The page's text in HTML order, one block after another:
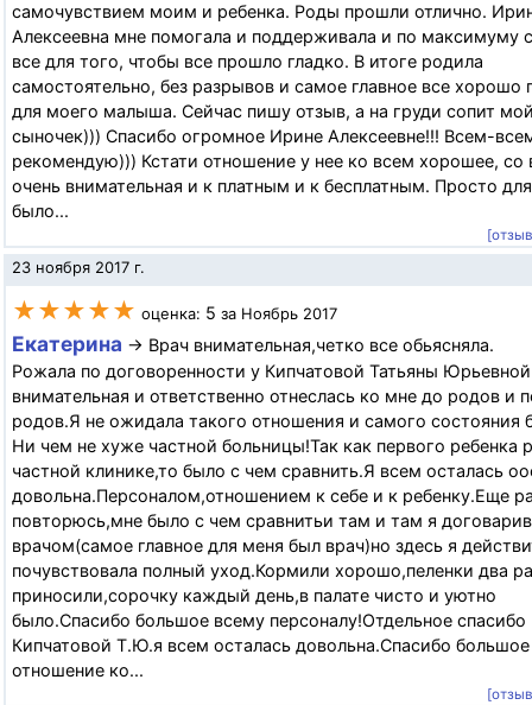
самочувствием моим и ребенка. Роды прошли отлично.
Алексеевна мне помогала и поддерживала и по максимуму
все для того, чтобы все прошло гладко. В итоге родила
самостоятельно, без разрывов и самое главное все хорошо
для моего малыша. Сейчас пишу отзыв, а на груди сопит
сыночек))) Спасибо огромное Ирине Алексеевне!!! Всем-
рекомендую))) Кстати отношение у нее ко всем хорошее, со
очень внимательная и к платным и к бесплатным. Просто
было...
23 ноября 2017 г.
★★★★★ оценка: 5 за Ноябрь 2017
Екатерина → Врач внимательная,четко все обьясняла.
Рожала по договоренности у Кипчатовой Татьяны
внимательная и ответственно отнеслась ко мне до родов и
родов.Я не ожидала такого отношения и самого состояния
Ни чем не хуже частной больницы!Так как первого ребенка
частной клинике,то было с чем сравнить.Я всем осталась
довольна.Персоналом,отношением к себе и к ребенку.Еще
повторюсь,мне было с чем сравнитьи там и там я
врачом(самое главное для меня был врач)но здесь я
почувствовала полный уход.Кормили хорошо,пеленки два
приносили,сорочку каждый день,в палате чисто и уютно
было.Спасибо большое всему персоналу!Отдельное спасибо
Кипчатовой Т.Ю.я всем осталась довольна.Спасибо большое
отношение ко...